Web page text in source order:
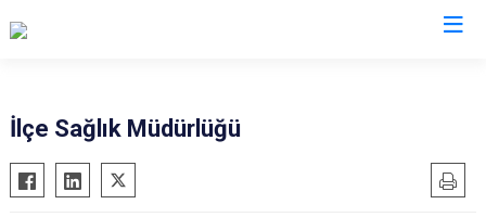
Aladağ
Ceyhan
İlçe Sağlık Müdürlüğü